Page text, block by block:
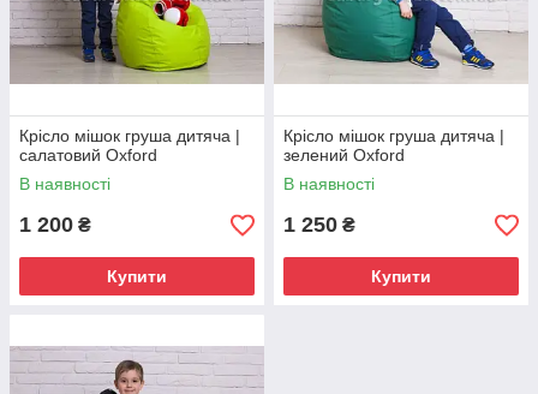
Крісло мішок груша дитяча |
салатовий Oxford
В наявності
1 200 ₴
Купити
Крісло мішок груша дитяча |
зелений Oxford
В наявності
1 250 ₴
Купити